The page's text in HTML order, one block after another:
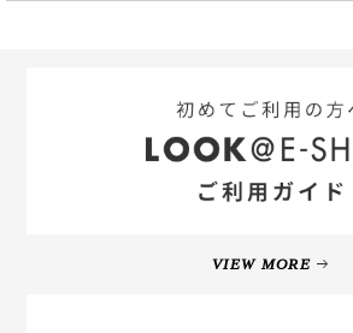
VIEW MORE